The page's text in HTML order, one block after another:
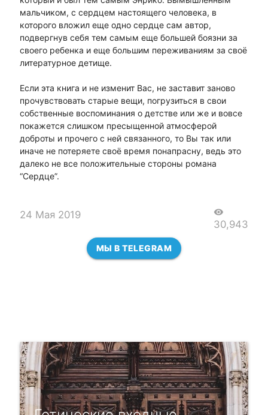
мальчиком, с сердцем настоящего человека, в
которого вложил еще одно сердце сам автор,
подвергнув себя тем самым еще большей боязни за
своего ребенка и еще большим переживаниям за своё
литературное детище.
Если эта книга и не изменит Вас, не заставит заново
прочувствовать старые вещи, погрузиться в свои
собственные воспоминания о детстве или же и вовсе
покажется слишком пресыщенной атмосферой
доброты и прочего с ней связанного, то Вы так или
иначе не потеряете своё время понапрасну, ведь это
далеко не все положительные стороны романа
“Сердце”.
24 Мая 2019 visibility
30,943
МЫ В TELEGRAM